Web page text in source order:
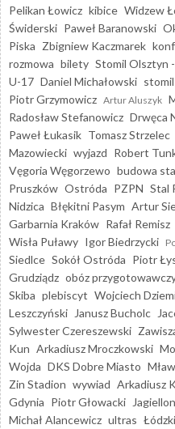
Pelikan Łowicz kibice Widzew
Świderski Paweł Baranowski
Piska Zbigniew Kaczmarek
rozmowa bilety Stomil Olsztyn
U-17 Daniel Michałowski
Piotr Grzymowicz Artur Aluszyk
Radosław Stefanowicz Drwęca
Paweł Łukasik Tomasz Strzelec
Mazowiecki wyjazd Robert
Vęgoria Węgorzewo budowa
Pruszków Ostróda PZPN Stal
Nidzica Błękitni Pasym Artur
Garbarnia Kraków Rafał Remisz
Wisła Puławy Igor Biedrzycki
Siedlce Sokół Ostróda Piotr
Grudziądz obóz
Skiba plebiscyt Wojciech
Leszczyński
Janusz Bucholc
Sylwester Czereszewski
Kun Arkadiusz Mroczkowski
Wojda DKS Dobre Miasto
Zin Stadion wywiad Arkadiusz
Gdynia Piotr Głowacki
Michał Alancewicz ultras